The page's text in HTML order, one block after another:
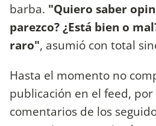
barba. "Quiero saber
parezco? ¿Está bien o
raro", asumió con total
Hasta el momento no
publicación en el feed,
comentarios de los